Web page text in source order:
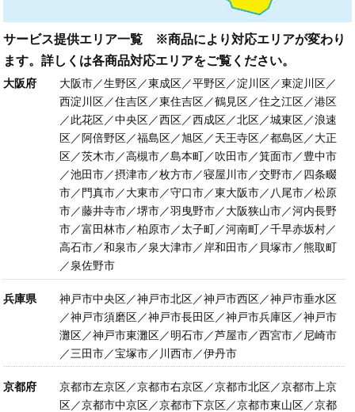
サービス提供エリア一覧 ※商品により対応エリアが変わり
ます。詳しくは各商品対応エリアをご覧ください。
大阪府
大阪市／生野区／東成区／平野区／淀川区／東淀川区／
西淀川区／住吉区／東住吉区／鶴見区／住之江区／港区
／此花区／中央区／西区／西成区／北区／城東区／浪速
区／阿倍野区／福島区／旭区／天王寺区／都島区／大正
区／茨木市／高槻市／島本町／吹田市／箕面市／豊中市
／池田市／摂津市／枚方市／寝屋川市／交野市／四条畷
市／門真市／大東市／守口市／東大阪市／八尾市／松原
市／藤井寺市／堺市／羽曳野市／大阪狭山市／河内長野
市／富田林市／柏原市／太子町／河南町／千早赤坂村／
高石市／和泉市／泉大津市／岸和田市／貝塚市／熊取町
／泉佐野市
兵庫県
神戸市中央区／神戸市北区／神戸市西区／神戸市垂水区
／神戸市須磨区／神戸市長田区／神戸市兵庫区／神戸市
灘区／神戸市東灘区／明石市／芦屋市／西宮市／尼崎市
／三田市／宝塚市／川西市／伊丹市
京都府
京都市左京区／京都市右京区／京都市北区／京都市上京
区／京都市中京区／京都市下京区／京都市東山区／京都